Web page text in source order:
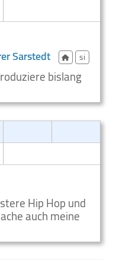
Sarstedt si
bislang
Hechingen
Hip Hop und
auch meine